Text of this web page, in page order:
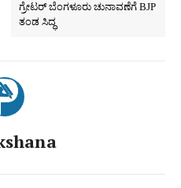
ಗ್ರೇಟರ್‌ ಬೆಂಗಳೂರು ಚುನಾವಣೆಗೆ BJP
ತಂಡ ಸಿದ್ಧ